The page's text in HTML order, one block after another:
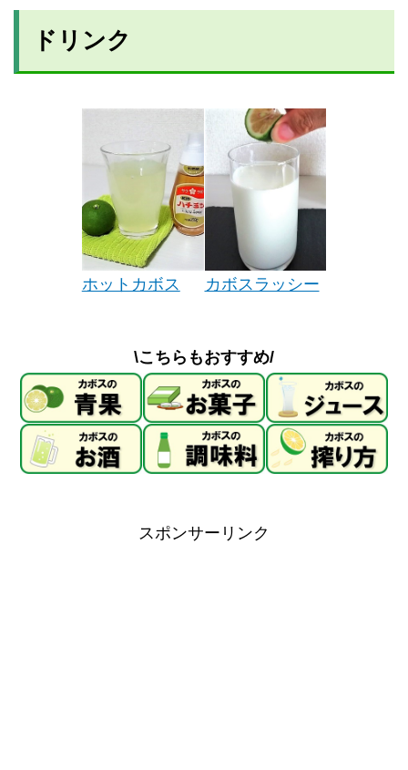
ドリンク
ホットカボス カボスラッシー
\こちらもおすすめ/
スポンサーリンク